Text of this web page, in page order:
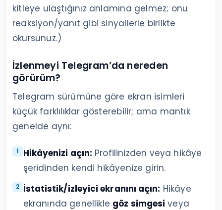
kitleye ulaştığınız anlamına gelmez; onu
reaksiyon/yanıt gibi sinyallerle birlikte
okursunuz.)
İzlenmeyi Telegram’da nereden
görürüm?
Telegram sürümüne göre ekran isimleri
küçük farklılıklar gösterebilir; ama mantık
genelde aynı:
Hikâyenizi açın: Profilinizden veya hikâye
şeridinden kendi hikâyenize girin.
İstatistik/izleyici ekranını açın: Hikâye
ekranında genellikle göz simgesi veya